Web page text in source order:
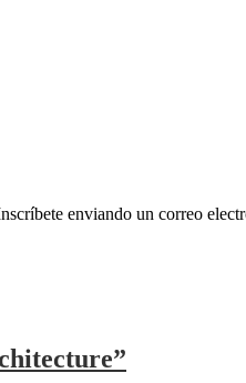
enviando un correo